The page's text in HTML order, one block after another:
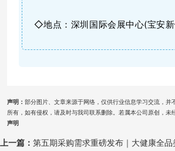
◇地点：深圳国际会展中心(宝安新
声明： 部分图片、文章来源于网络，仅供行业信息学习交流，并
所有，如有侵权，请及时与我司联系删除。若属本公司原创，未
声明
上一篇： 第五期采购需求重磅发布｜大健康全品